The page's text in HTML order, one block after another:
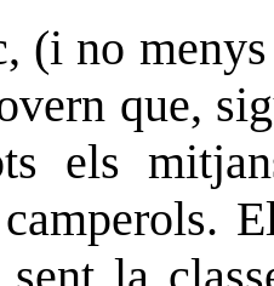
(i no
que,
els